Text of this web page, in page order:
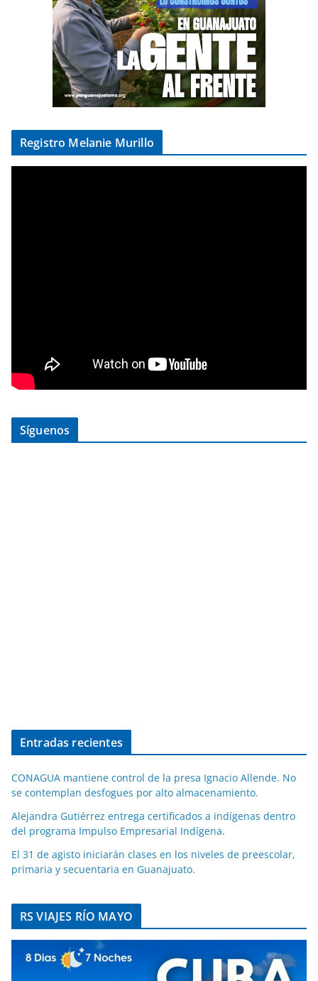
Registro Melanie Murillo
Síguenos
Entradas recientes
CONAGUA mantiene control de la presa Ignacio Allende. No
se contemplan desfogues por alto almacenamiento.
Alejandra Gutiérrez entrega certificados a indígenas dentro
del programa Impulso Empresarial Indígena.
El 31 de agisto iniciarán clases en los niveles de preescolar,
primaria y secuentaria en Guanajuato.
RS VIAJES RÍO MAYO